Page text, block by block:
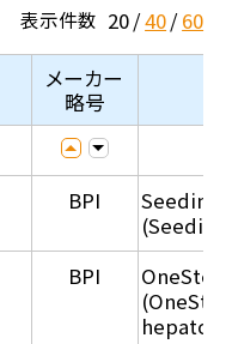
表示件数 20 40 60
メーカー
略号
BPI
Seeding
BPI